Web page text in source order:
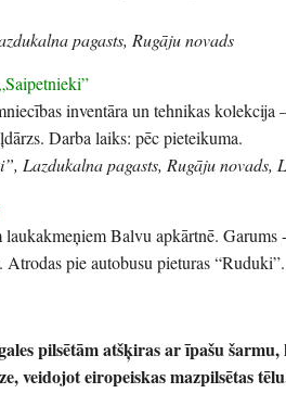
pagasts, Rugāju novads
inventāra un tehnikas kolekcija
Darba laiks: pēc pieteikuma.
Lazdukalna pagasts, Rugāju
Balvu apkārtnē. Garums
Atrodas pie autobusu pieturas “Ruduki”.
pilsētām atšķiras ar īpašu šarmu,
veidojot eiropeiskas mazpilsētas